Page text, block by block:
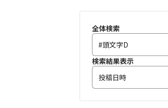
全体検索
検索結果表示
投稿日時